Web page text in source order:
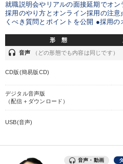
就職説明会やリアルの面接延期でオ
採用のやり方とオンライン採用の注
くべき質問とポイントを公開 ●採用の
形 態
headset 音声 （どの形態でも内容は同じです）
CD版(簡易版CD)
デジタル音声版
（配信＋ダウンロード）
USB(音声)
音声・動画